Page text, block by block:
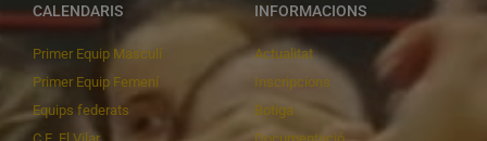
CALENDARIS
Primer Equip Masculí
Primer Equip Femení
Equips federats
INFORMACIONS
Actualitat
Inscripcions
Botiga